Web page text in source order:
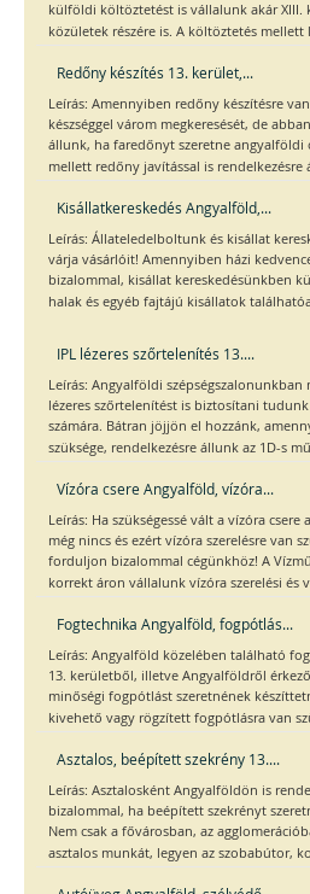
külföldi költöztetést is vállalunk akár XIII.
közületek részére is. A költöztetés mellett
Redőny készítés 13. kerület,...
Leírás: Amennyiben redőny készítésre
készséggel várom megkeresését, de
állunk, ha faredőnyt szeretne angyalföldi
mellett redőny javítással is rendelkezésre
Kisállatkereskedés Angyalföld,...
Leírás: Állateledelboltunk és kisállat
várja vásárlóit! Amennyiben házi
bizalommal, kisállat kereskedésünkben
halak és egyéb fajtájú kisállatok
IPL lézeres szőrtelenítés 13....
Leírás: Angyalföldi
lézeres szőrtelenítést is biztosítani
számára. Bátran jöjjön el hozzánk,
szüksége, rendelkezésre állunk az 1D-s
Vízóra csere Angyalföld, vízóra...
Leírás: Ha szükségessé vált a vízóra
még nincs és ezért vízóra szerelésre van
forduljon bizalommal cégünkhöz! A
korrekt áron vállalunk vízóra szerelési és
Fogtechnika Angyalföld, fogpótlás...
Leírás: Angyalföld közelében található
13. kerületből, illetve Angyalföldről
minőségi fogpótlást szeretnének
kivehető vagy rögzített fogpótlásra van
Asztalos, beépített szekrény 13....
Leírás: Asztalosként Angyalföldön is
bizalommal, ha beépített szekrényt
Nem csak a fővárosban, az
asztalos munkát, legyen az szobabútor,